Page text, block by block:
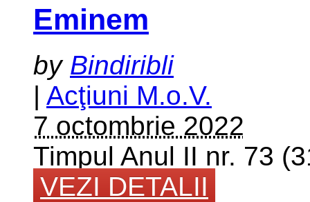
Eminem
by Bindiribli
| Acţiuni M.o.V.
7 octombrie 2022
Timpul Anul II nr. 73
VEZI DETALII